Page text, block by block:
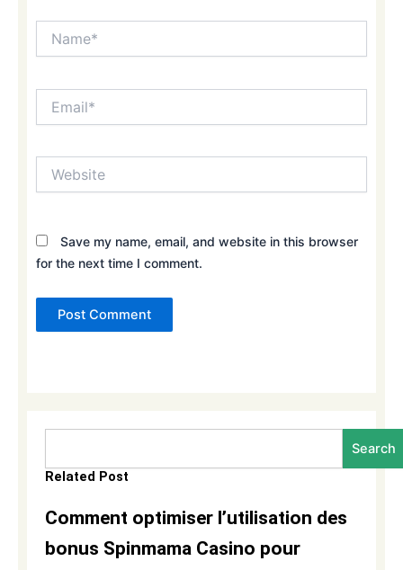
Save my name, email, and website in this browser
for the next time I comment.
Search
Related Post
Comment optimiser l’utilisation des
bonus Spinmama Casino pour